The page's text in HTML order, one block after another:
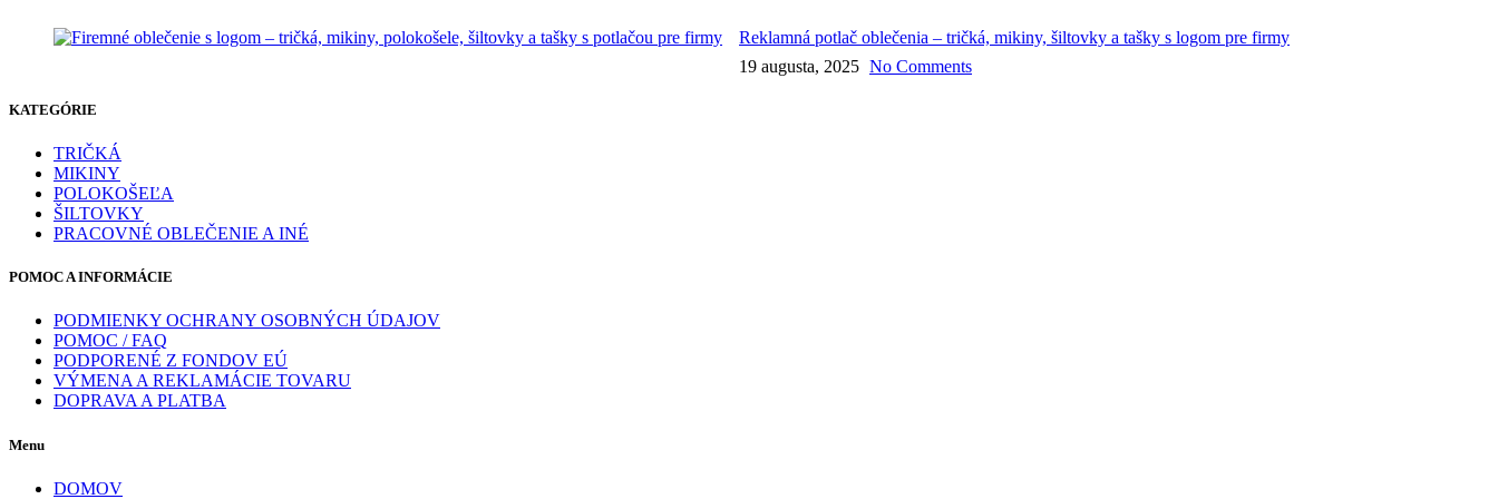
Reklamná potlač oblečenia – tričká, mikiny, šiltovky a tašky s logom pre firmy
19 augusta, 2025 No Comments
KATEGÓRIE
TRIČKÁ
MIKINY
POLOKOŠEĽA
ŠILTOVKY
PRACOVNÉ OBLEČENIE A INÉ
POMOC A INFORMÁCIE
PODMIENKY OCHRANY OSOBNÝCH ÚDAJOV
POMOC / FAQ
PODPORENÉ Z FONDOV EÚ
VÝMENA A REKLAMÁCIE TOVARU
DOPRAVA A PLATBA
Menu
DOMOV